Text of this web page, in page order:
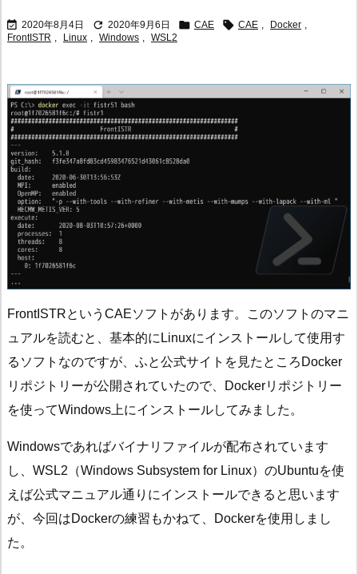
 2020年8月4日  2020年9月6日  CAE  CAE , Docker ,
FrontISTR , Linux , Windows , WSL2
FrontISTRというCAEソフトがあります。このソフトのマニ
ュアルを読むと、基本的にLinuxにインストールして使用す
るソフトなのですが、ふと公式サイトを見たところDocker
リポジトリーが公開されていたので、Dockerリポジトリー
を使ってWindows上にインストールしてみました。
Windowsであればバイナリファイルが配布されています
し、WSL2（Windows Subsystem for Linux）のUbuntuを使
えば公式マニュアル通りにインストールできると思います
が、今回はDockerの練習もかねて、Dockerを使用しまし
た。